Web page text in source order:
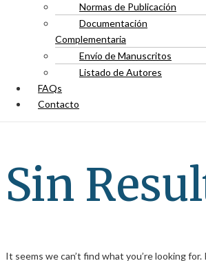
Normas de Publicación
Documentación
Complementaria
Envío de Manuscritos
Listado de Autores
FAQs
Contacto
Sin
It seems we can’t find what you’re looking